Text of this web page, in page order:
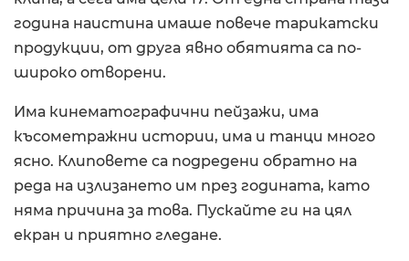
година наистина имаше повече тарикатски
продукции, от другa явно обятията са по-
широко отворени.
Има кинематографични пейзажи, има
късометражни истории, има и танци много
ясно. Клиповете са подредени обратно на
реда на излизането им през годината, като
няма причина за това. Пускайте ги на цял
екран и приятно гледане.